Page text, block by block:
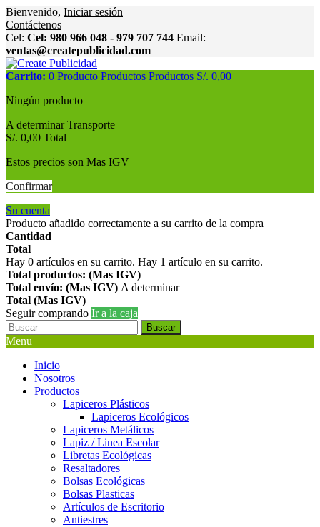
Bienvenido, Iniciar sesión
Contáctenos
Cel: Cel: 980 966 048 - 979 707 744 Email:
ventas@createpublicidad.com
Carrito: 0 Producto Productos Productos S/. 0,00
Ningún producto
A determinarTransporte
S/. 0,00 Total
Estos precios son Mas IGV
Confirmar
Su cuenta
Producto añadido correctamente a su carrito de la compra
Cantidad
Total
Hay 0 artículos en su carrito. Hay 1 artículo en su carrito.
Total productos: (Mas IGV)
Total envío: (Mas IGV) A determinar
Total (Mas IGV)
Seguir comprando Ir a la caja
Buscar
Menu
Inicio
Nosotros
Productos
Lapiceros Plásticos
Lapiceros Ecológicos
Lapiceros Metálicos
Lapiz / Linea Escolar
Libretas Ecológicas
Resaltadores
Bolsas Ecológicas
Bolsas Plasticas
Artículos de Escritorio
Antiestres